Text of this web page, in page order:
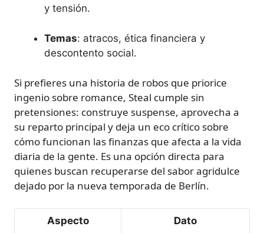
y tensión.
Temas: atracos, ética financiera y
descontento social.
Si prefieres una historia de robos que priorice
ingenio sobre romance, Steal cumple sin
pretensiones: construye suspense, aprovecha a
su reparto principal y deja un eco crítico sobre
cómo funcionan las finanzas que afecta a la vida
diaria de la gente. Es una opción directa para
quienes buscan recuperarse del sabor agridulce
dejado por la nueva temporada de Berlín.
Aspecto Dato